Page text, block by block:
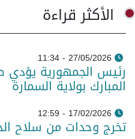
الأكثر قراءة
27/05/2026 - 11:34
رئيس الجمهورية يؤدي
المبارك بولاية السمارة
17/02/2026 - 12:59
تخرج وحدات من سلاح